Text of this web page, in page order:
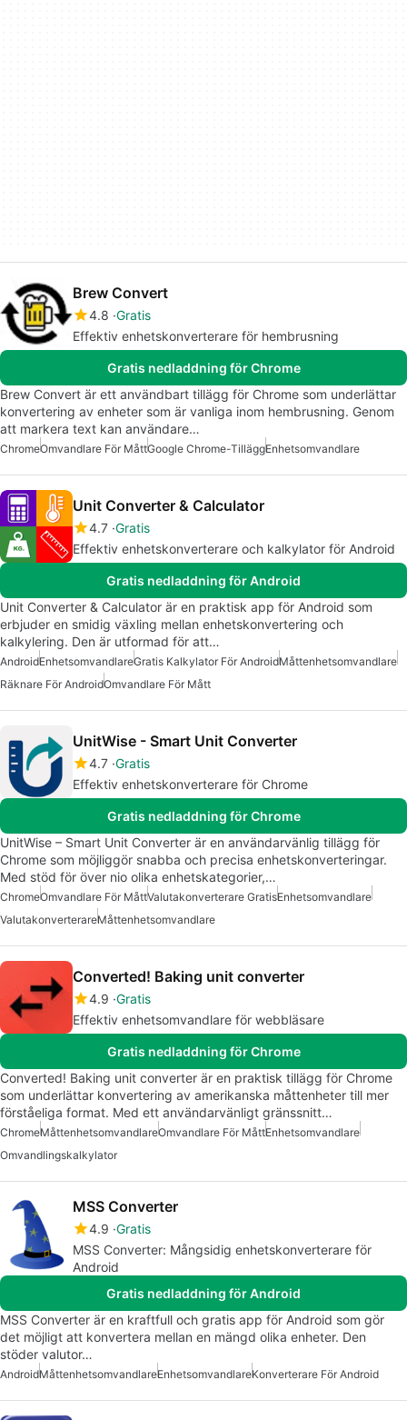
Brew Convert
4.8 Gratis
Effektiv enhetskonverterare för hembrusning
Gratis nedladdning för Chrome
Brew Convert är ett användbart tillägg för Chrome som underlättar
konvertering av enheter som är vanliga inom hembrusning. Genom
att markera text kan användare…
ChromeOmvandlare För MåttGoogle Chrome-TilläggEnhetsomvandlare
Unit Converter & Calculator
4.7 Gratis
Effektiv enhetskonverterare och kalkylator för Android
Gratis nedladdning för Android
Unit Converter & Calculator är en praktisk app för Android som
erbjuder en smidig växling mellan enhetskonvertering och
kalkylering. Den är utformad för att…
AndroidEnhetsomvandlareGratis Kalkylator För AndroidMåttenhetsomvandlare
Räknare För AndroidOmvandlare För Mått
UnitWise - Smart Unit Converter
4.7 Gratis
Effektiv enhetskonverterare för Chrome
Gratis nedladdning för Chrome
UnitWise – Smart Unit Converter är en användarvänlig tillägg för
Chrome som möjliggör snabba och precisa enhetskonverteringar.
Med stöd för över nio olika enhetskategorier,…
ChromeOmvandlare För MåttValutakonverterare GratisEnhetsomvandlare
ValutakonverterareMåttenhetsomvandlare
Converted! Baking unit converter
4.9 Gratis
Effektiv enhetsomvandlare för webbläsare
Gratis nedladdning för Chrome
Converted! Baking unit converter är en praktisk tillägg för Chrome
som underlättar konvertering av amerikanska måttenheter till mer
förståeliga format. Med ett användarvänligt gränssnitt…
ChromeMåttenhetsomvandlareOmvandlare För MåttEnhetsomvandlare
Omvandlingskalkylator
MSS Converter
4.9 Gratis
MSS Converter: Mångsidig enhetskonverterare för
Android
Gratis nedladdning för Android
MSS Converter är en kraftfull och gratis app för Android som gör
det möjligt att konvertera mellan en mängd olika enheter. Den
stöder valutor…
AndroidMåttenhetsomvandlareEnhetsomvandlareKonverterare För Android